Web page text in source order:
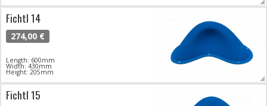
Fichtl 14
274,00 €
Length: 600mm
Width: 430mm
Height: 205mm
Fichtl 15